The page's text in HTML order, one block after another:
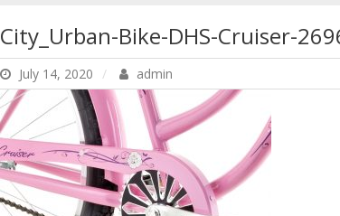
City_Urban-Bike-DHS-Cruiser-
July 14, 2020 admin